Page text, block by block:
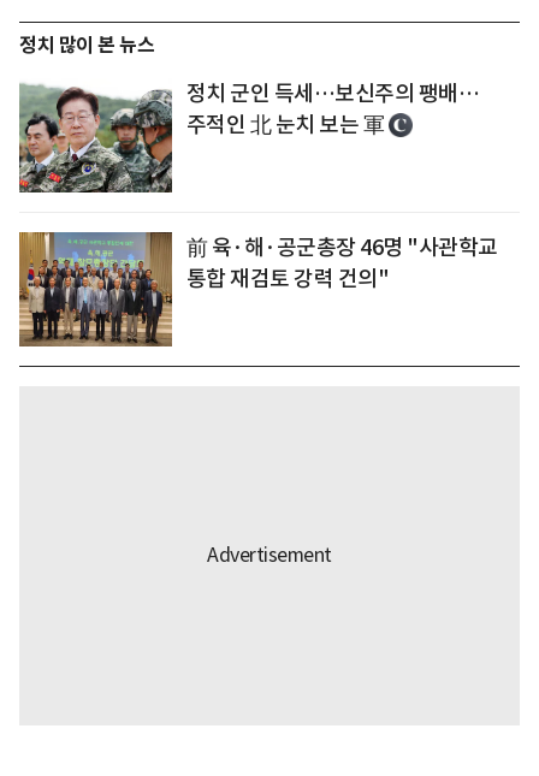
정치 많이 본 뉴스
정치 군인 득세…보신주의 팽배…
주적인 北 눈치 보는 軍
前 육·해·공군총장 46명 "사관학교
통합 재검토 강력 건의"